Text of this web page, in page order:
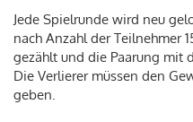
Jede Spielrunde wird neu
nach Anzahl der Teilnehmer
gezählt und die Paarung mit
Die Verlierer müssen den
geben.